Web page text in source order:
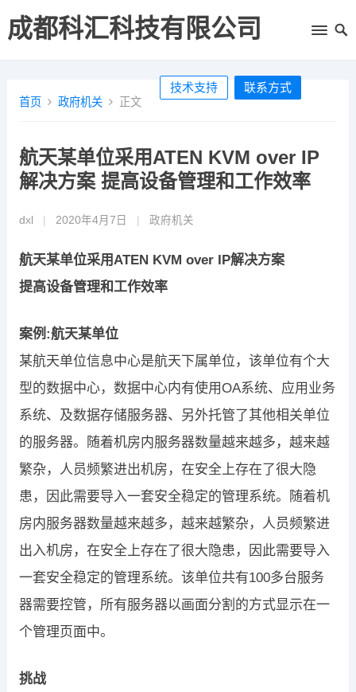
成都科汇科技有限公司
技术支持 联系方式
首页 政府机关 正文
航天某单位采用ATEN KVM over IP
解决方案 提高设备管理和工作效率
dxl 2020年4月7日 政府机关
航天某单位采用ATEN KVM over IP解决方案
提高设备管理和工作效率
案例:航天某单位
某航天单位信息中心是航天下属单位，该单位有个大
型的数据中心，数据中心内有使用OA系统、应用业务
系统、及数据存储服务器、另外托管了其他相关单位
的服务器。随着机房内服务器数量越来越多，越来越
繁杂，人员频繁进出机房，在安全上存在了很大隐
患，因此需要导入一套安全稳定的管理系统。随着机
房内服务器数量越来越多，越来越繁杂，人员频繁进
出入机房，在安全上存在了很大隐患，因此需要导入
一套安全稳定的管理系统。该单位共有100多台服务
器需要控管，所有服务器以画面分割的方式显示在一
个管理页面中。
挑战